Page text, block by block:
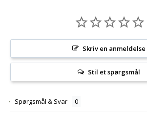
Skriv en anmeldelse
Stil et spørgsmål
Spørgsmål & Svar